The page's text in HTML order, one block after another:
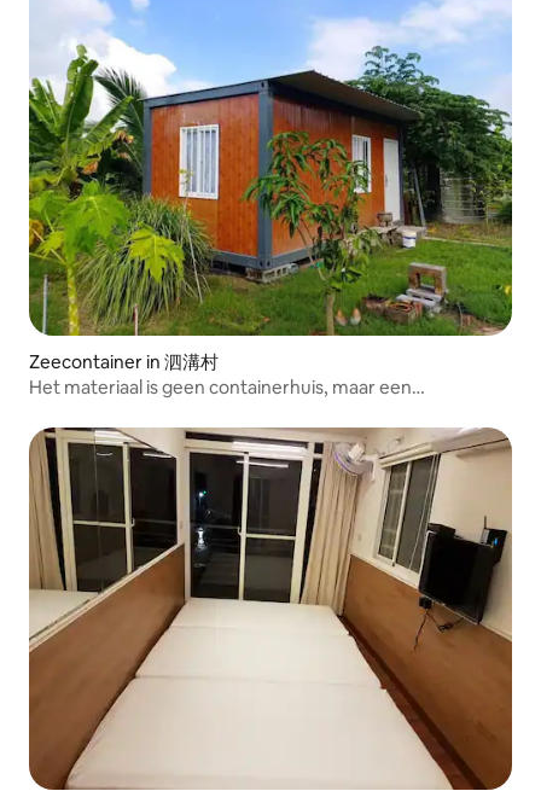
Zeecontainer in 泗溝村
Het materiaal is geen containerhuis, maar een